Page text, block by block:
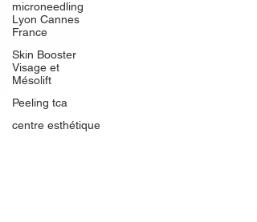
microneedling
Lyon Cannes
France
Skin Booster
Visage et
Mésolift
Peeling tca
centre esthétique